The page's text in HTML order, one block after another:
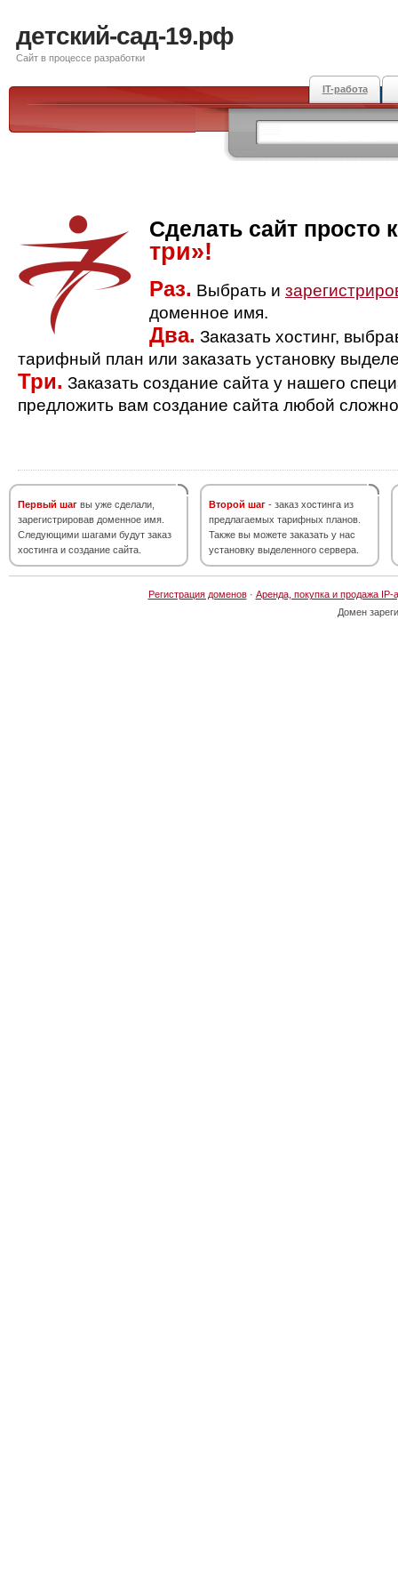
детский-сад-19.рф
Сайт в процессе разработки
IT-работа
Сделать сайт просто
три»!
Раз. Выбрать и
доменное имя.
Два. Заказать хостинг,
тарифный план или заказать установку
Три. Заказать создание сайта у нашего
предложить вам создание сайта любой
Первый шаг вы уже сделали,
зарегистрировав доменное имя.
Следующими шагами будут заказ
хостинга и создание сайта.
Второй шаг - заказ хостинга из
предлагаемых тарифных планов.
Также вы можете заказать у нас
установку выделенного сервера.
Регистрация доменов· Аренда, покупка и продажа IP-
Домен